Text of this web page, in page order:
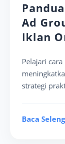
Ad
Iklan
Pelajari
strategi
Baca